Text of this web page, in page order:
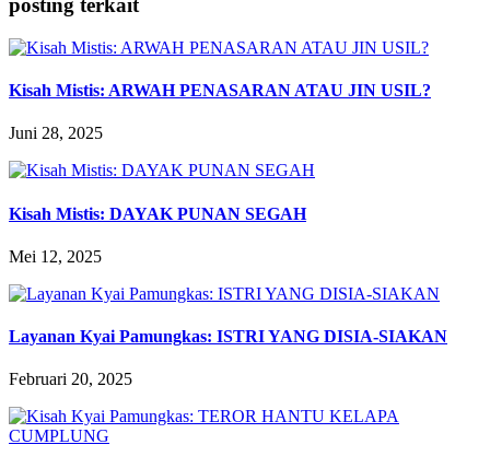
posting terkait
Kisah Mistis: ARWAH PENASARAN ATAU JIN USIL?
Juni 28, 2025
Kisah Mistis: DAYAK PUNAN SEGAH
Mei 12, 2025
Layanan Kyai Pamungkas: ISTRI YANG DISIA-SIAKAN
Februari 20, 2025